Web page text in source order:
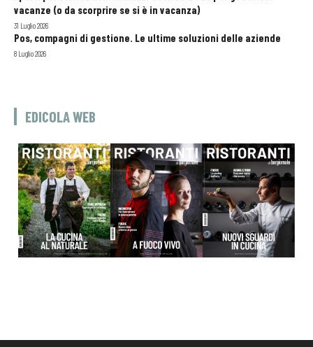
vacanze (o da scorprire se si è in vacanza)
31 Luglio 2026
Pos, compagni di gestione. Le ultime soluzioni delle aziende
8 Luglio 2026
EDICOLA WEB